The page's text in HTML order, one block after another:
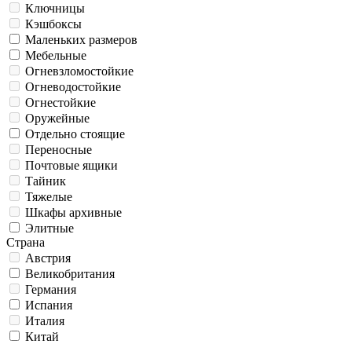
Ключницы
Кэшбоксы
Маленьких размеров
Мебельные
Огневзломостойкие
Огневодостойкие
Огнестойкие
Оружейные
Отдельно стоящие
Переносные
Почтовые ящики
Тайник
Тяжелые
Шкафы архивные
Элитные
Страна
Австрия
Великобритания
Германия
Испания
Италия
Китай